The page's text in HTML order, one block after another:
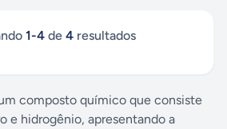
1-4de 4resultados
composto químico que consiste
e hidrogênio, apresentando a